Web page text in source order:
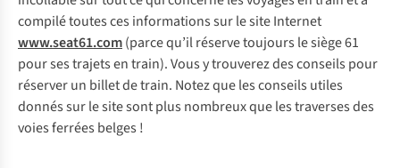
compilé toutes ces informations sur le site Internet
www.seat61.com(parce qu’il réserve toujours le siège 61
pour ses trajets en train). Vous y trouverez des conseils pour
réserver un billet de train. Notez que les conseils utiles
donnés sur le site sont plus nombreux que les traverses des
voies ferrées belges !